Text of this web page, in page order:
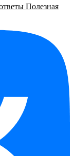
Полезная